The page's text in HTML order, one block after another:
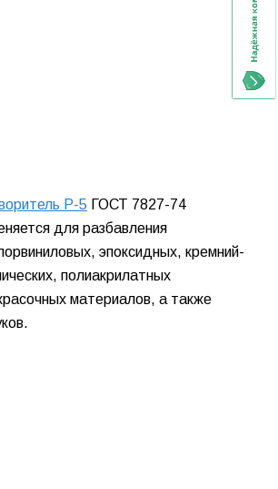
Р-5 ГОСТ 7827-74
для разбавления
эпоксидных, кремний-
полиакрилатных
материалов, а также